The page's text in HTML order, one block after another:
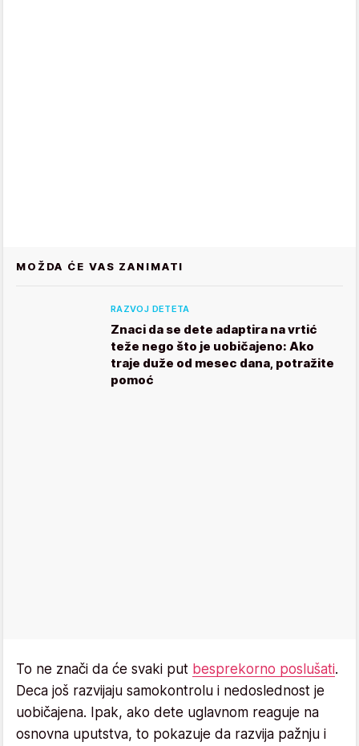
MOŽDA ĆE VAS ZANIMATI
RAZVOJ DETETA
Znaci da se dete adaptira na vrtić
teže nego što je uobičajeno: Ako
traje duže od mesec dana, potražite
pomoć
To ne znači da će svaki put besprekorno poslušati.
Deca još razvijaju samokontrolu i nedoslednost je
uobičajena. Ipak, ako dete uglavnom reaguje na
osnovna uputstva, to pokazuje da razvija pažnju i